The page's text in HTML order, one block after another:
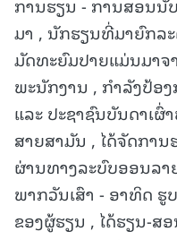
ການຮຽນ - ການສອນນັ
ມາ , ນັກຮຽນທີ່ມາຍົກລ
ມັດທະຍົມປາຍແມ່ນມາຈ
ພະນັກງານ , ກໍາລັງປ້ອ
ແລະ ປະຊາຊົນບັນດາເ
ສາຍສາມັນ , ໄດ້ຈັດກາ
ຜ່ານທາງລະບົບອອນລາ
ພາກວັນເສົາ - ອາທິດ ຮູ
ຂອງຜູ້ຮຽນ , ໄດ້ຮຽນ-ສ